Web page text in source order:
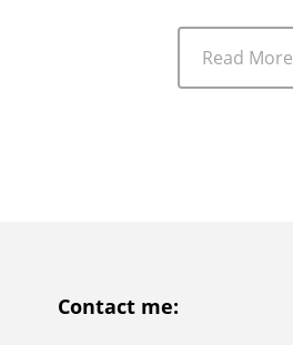
Read More
Contact me: